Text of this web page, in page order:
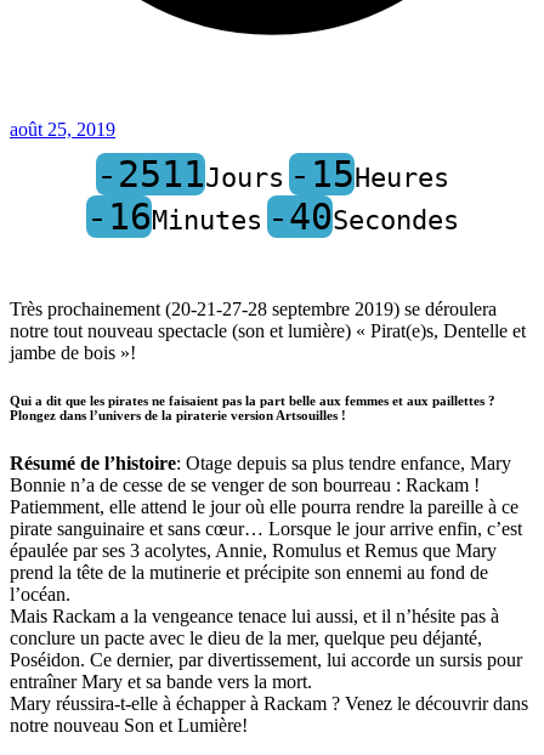
août 25, 2019
-2511Jours -15Heures
-16Minutes -40Secondes
Très prochainement (20-21-27-28 septembre 2019) se déroulera
notre tout nouveau spectacle (son et lumière) « Pirat(e)s, Dentelle et
jambe de bois »!
Qui a dit que les pirates ne faisaient pas la part belle aux femmes et aux paillettes ?
Plongez dans l’univers de la piraterie version Artsouilles !
Résumé de l’histoire: Otage depuis sa plus tendre enfance, Mary
Bonnie n’a de cesse de se venger de son bourreau : Rackam !
Patiemment, elle attend le jour où elle pourra rendre la pareille à ce
pirate sanguinaire et sans cœur… Lorsque le jour arrive enfin, c’est
épaulée par ses 3 acolytes, Annie, Romulus et Remus que Mary
prend la tête de la mutinerie et précipite son ennemi au fond de
l’océan.
Mais Rackam a la vengeance tenace lui aussi, et il n’hésite pas à
conclure un pacte avec le dieu de la mer, quelque peu déjanté,
Poséidon. Ce dernier, par divertissement, lui accorde un sursis pour
entraîner Mary et sa bande vers la mort.
Mary réussira-t-elle à échapper à Rackam ? Venez le découvrir dans
notre nouveau Son et Lumière!